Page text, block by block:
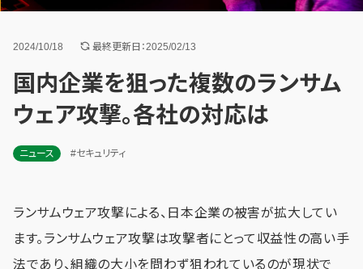
2024/10/18 最終更新日：2025/02/13
国内企業を狙った複数のランサム
ウェア攻撃。各社の対応は
ニュース #セキュリティ
ランサムウェア攻撃による、日本企業の被害が拡大してい
ます。ランサムウェア攻撃は攻撃者にとって収益性の高い手
法であり、組織の大小を問わず狙われているのが現状で